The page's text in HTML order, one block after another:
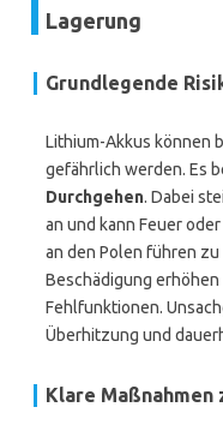
Lagerung
Grundlegende
Lithium-Akkus können
gefährlich werden. Es
Durchgehen. Dabei
an und kann Feuer
an den Polen führen
Beschädigung
Fehlfunktionen.
Überhitzung und
Klare